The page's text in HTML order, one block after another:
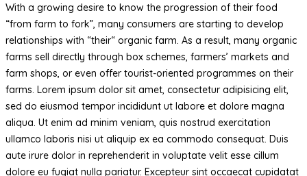
With a growing desire to know the progression of their food
“from farm to fork”, many consumers are starting to develop
relationships with “their“ organic farm. As a result, many organic
farms sell directly through box schemes, farmers’ markets and
farm shops, or even offer tourist-oriented programmes on their
farms. Lorem ipsum dolor sit amet, consectetur adipisicing elit,
sed do eiusmod tempor incididunt ut labore et dolore magna
aliqua. Ut enim ad minim veniam, quis nostrud exercitation
ullamco laboris nisi ut aliquip ex ea commodo consequat. Duis
aute irure dolor in reprehenderit in voluptate velit esse cillum
dolore eu fugiat nulla pariatur. Excepteur sint occaecat cupidatat